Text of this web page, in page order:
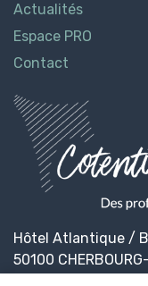
Actualités
Espace PRO
Contact
Hôtel Atlantique /
50100